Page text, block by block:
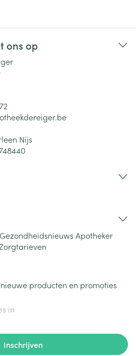
ons op
Nijs
Gezondheidsnieuws Apotheker
producten en promoties
Inschrijven